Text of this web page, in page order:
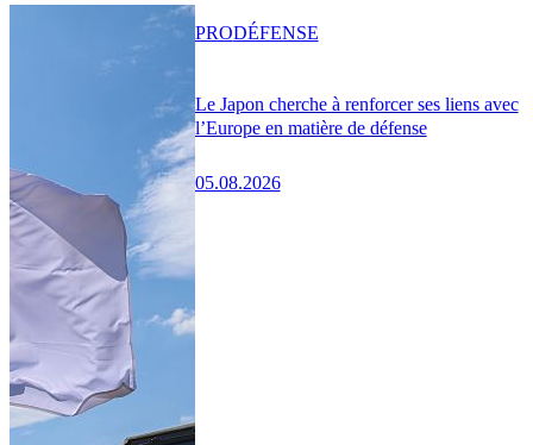
Le Japon cherche à renforcer ses liens avec
l’Europe en matière de défense
05.08.2026
PRODÉFENSE